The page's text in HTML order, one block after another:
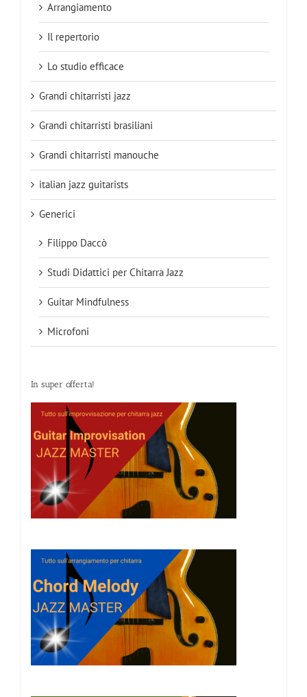
Arrangiamento
Il repertorio
Lo studio efficace
Grandi chitarristi jazz
Grandi chitarristi brasiliani
Grandi chitarristi manouche
italian jazz guitarists
Generici
Filippo Daccò
Studi Didattici per Chitarra Jazz
Guitar Mindfulness
Microfoni
In super offerta!